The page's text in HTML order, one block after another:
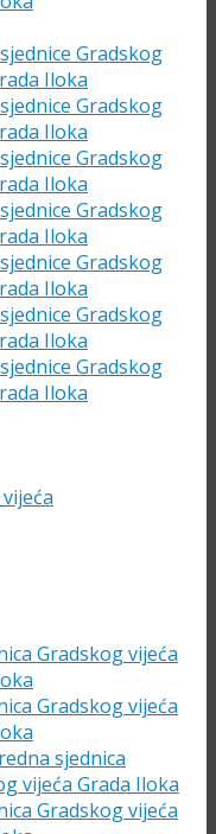
Gradskog
Iloka
Gradskog
Iloka
Gradskog
Iloka
Gradskog
Iloka
Gradskog
Iloka
Gradskog
Iloka
Gradskog
Iloka
Gradskog vijeća
Gradskog vijeća
sjednica
vijeća Grada Iloka
Gradskog vijeća